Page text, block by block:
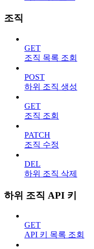
조직
GET
조직 목록 조회
POST
하위 조직 생성
GET
조직 조회
PATCH
조직 수정
DEL
하위 조직 삭제
하위 조직 API 키
GET
API 키 목록 조회